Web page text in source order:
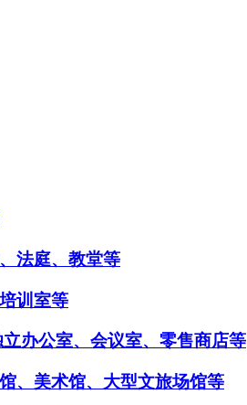
法庭、教堂等
训室等
办公室、会议室、零售商店等
、美术馆、大型文旅场馆等